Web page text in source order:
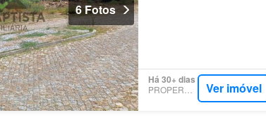
6 Fotos
Há 30+ dias
Ver imóvel